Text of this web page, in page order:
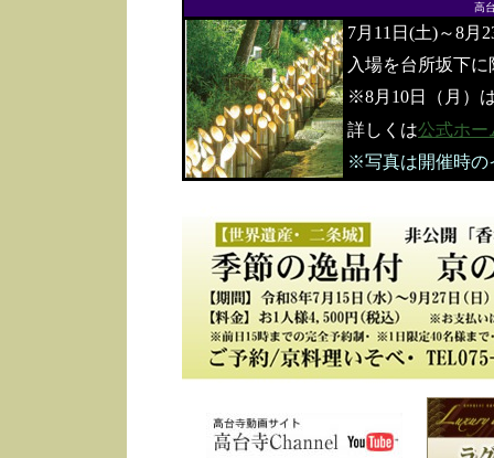
高
7月11日(土)～8月
入場を台所坂下
※8月10日（月）
詳しくは公式ホー
※写真は開催時の